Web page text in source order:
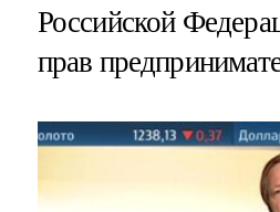
Российской
прав